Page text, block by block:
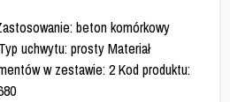
beton komórkowy
uchwytu: prosty Materiał
w zestawie: 2 Kod produktu: